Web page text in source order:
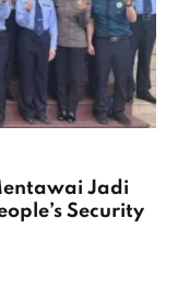
Jadi
Security